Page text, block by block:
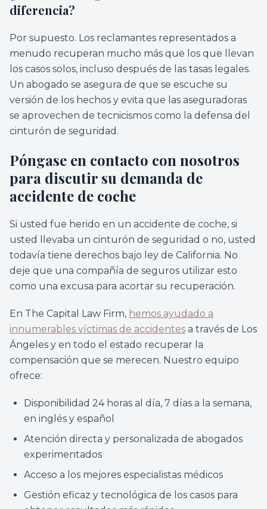
diferencia?
Por supuesto. Los reclamantes representados a
menudo recuperan mucho más que los que llevan
los casos solos, incluso después de las tasas legales.
Un abogado se asegura de que se escuche su
versión de los hechos y evita que las aseguradoras
se aprovechen de tecnicismos como la defensa del
cinturón de seguridad.
Póngase en contacto con nosotros
para discutir su demanda de
accidente de coche
Si usted fue herido en un accidente de coche, si
usted llevaba un cinturón de seguridad o no, usted
todavía tiene derechos bajo ley de California. No
deje que una compañía de seguros utilizar esto
como una excusa para acortar su recuperación.
En The Capital Law Firm, hemos ayudado a
innumerables víctimas de accidentes a través de Los
Ángeles y en todo el estado recuperar la
compensación que se merecen. Nuestro equipo
ofrece:
Disponibilidad 24 horas al día, 7 días a la semana,
en inglés y español
Atención directa y personalizada de abogados
experimentados
Acceso a los mejores especialistas médicos
Gestión eficaz y tecnológica de los casos para